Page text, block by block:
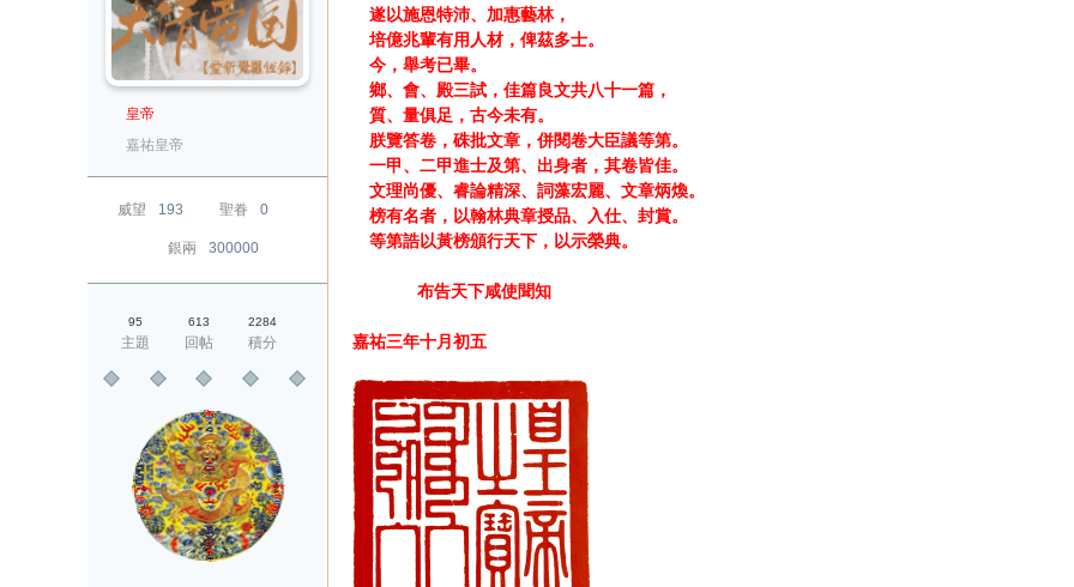
皇帝
嘉祐皇帝
威望 193 聖眷 0
銀兩 300000
95
主題
613
回帖
2284
積分
遂以施恩特沛、加惠藝林，
培億兆輩有用人材，俾茲多士。
今，舉考已畢。
鄉、會、殿三試，佳篇良文共八十一篇，
質、量俱足，古今未有。
朕覽答卷，硃批文章，併閱卷大臣議等第。
一甲、二甲進士及第、出身者，其卷皆佳。
文理尚優、睿論精深、詞藻宏麗、文章炳煥。
榜有名者，以翰林典章授品、入仕、封賞。
等第誥以黃榜頒行天下，以示榮典。
布告天下咸使聞知
嘉祐三年十月初五